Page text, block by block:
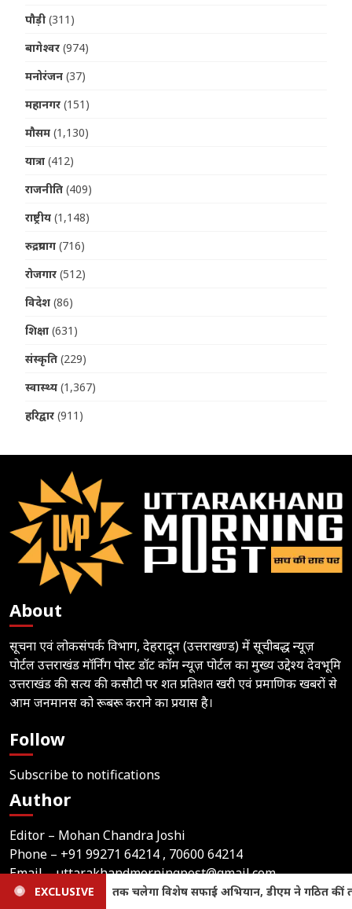
पौड़ी (311)
बागेश्वर (974)
मनोरंजन (37)
महानगर (151)
मौसम (1,130)
यात्रा (412)
राजनीति (409)
राष्ट्रीय (1,148)
रुद्रप्रयाग (716)
रोजगार (512)
विदेश (86)
शिक्षा (631)
संस्कृति (229)
स्वास्थ्य (1,367)
हरिद्वार (911)
About
सूचना एवं लोकसंपर्क विभाग, देहरादून (उत्तराखण्ड) में सूचीबद्ध न्यूज़
पोर्टल उत्तराखंड मॉर्निंग पोस्ट डॉट कॉम न्यूज़ पोर्टल का मुख्य उद्देश्य देवभूमि
उत्तराखंड की सत्य की कसौटी पर शत प्रतिशत खरी एवं प्रमाणिक खबरों से
आम जनमानस को रूबरू कराने का प्रयास है।
Follow
Subscribe to notifications
Author
Editor – Mohan Chandra Joshi
Phone – +91 99271 64214 , 70600 64214
Email –uttarakhandmorningpost@gmail.com
Address – Indira Nagar 2, Bindukhatta, Lalkuan
EXCLUSIVE
कीं तीन स्तरीय टीमें Uttarakhand Crime News: लूट,